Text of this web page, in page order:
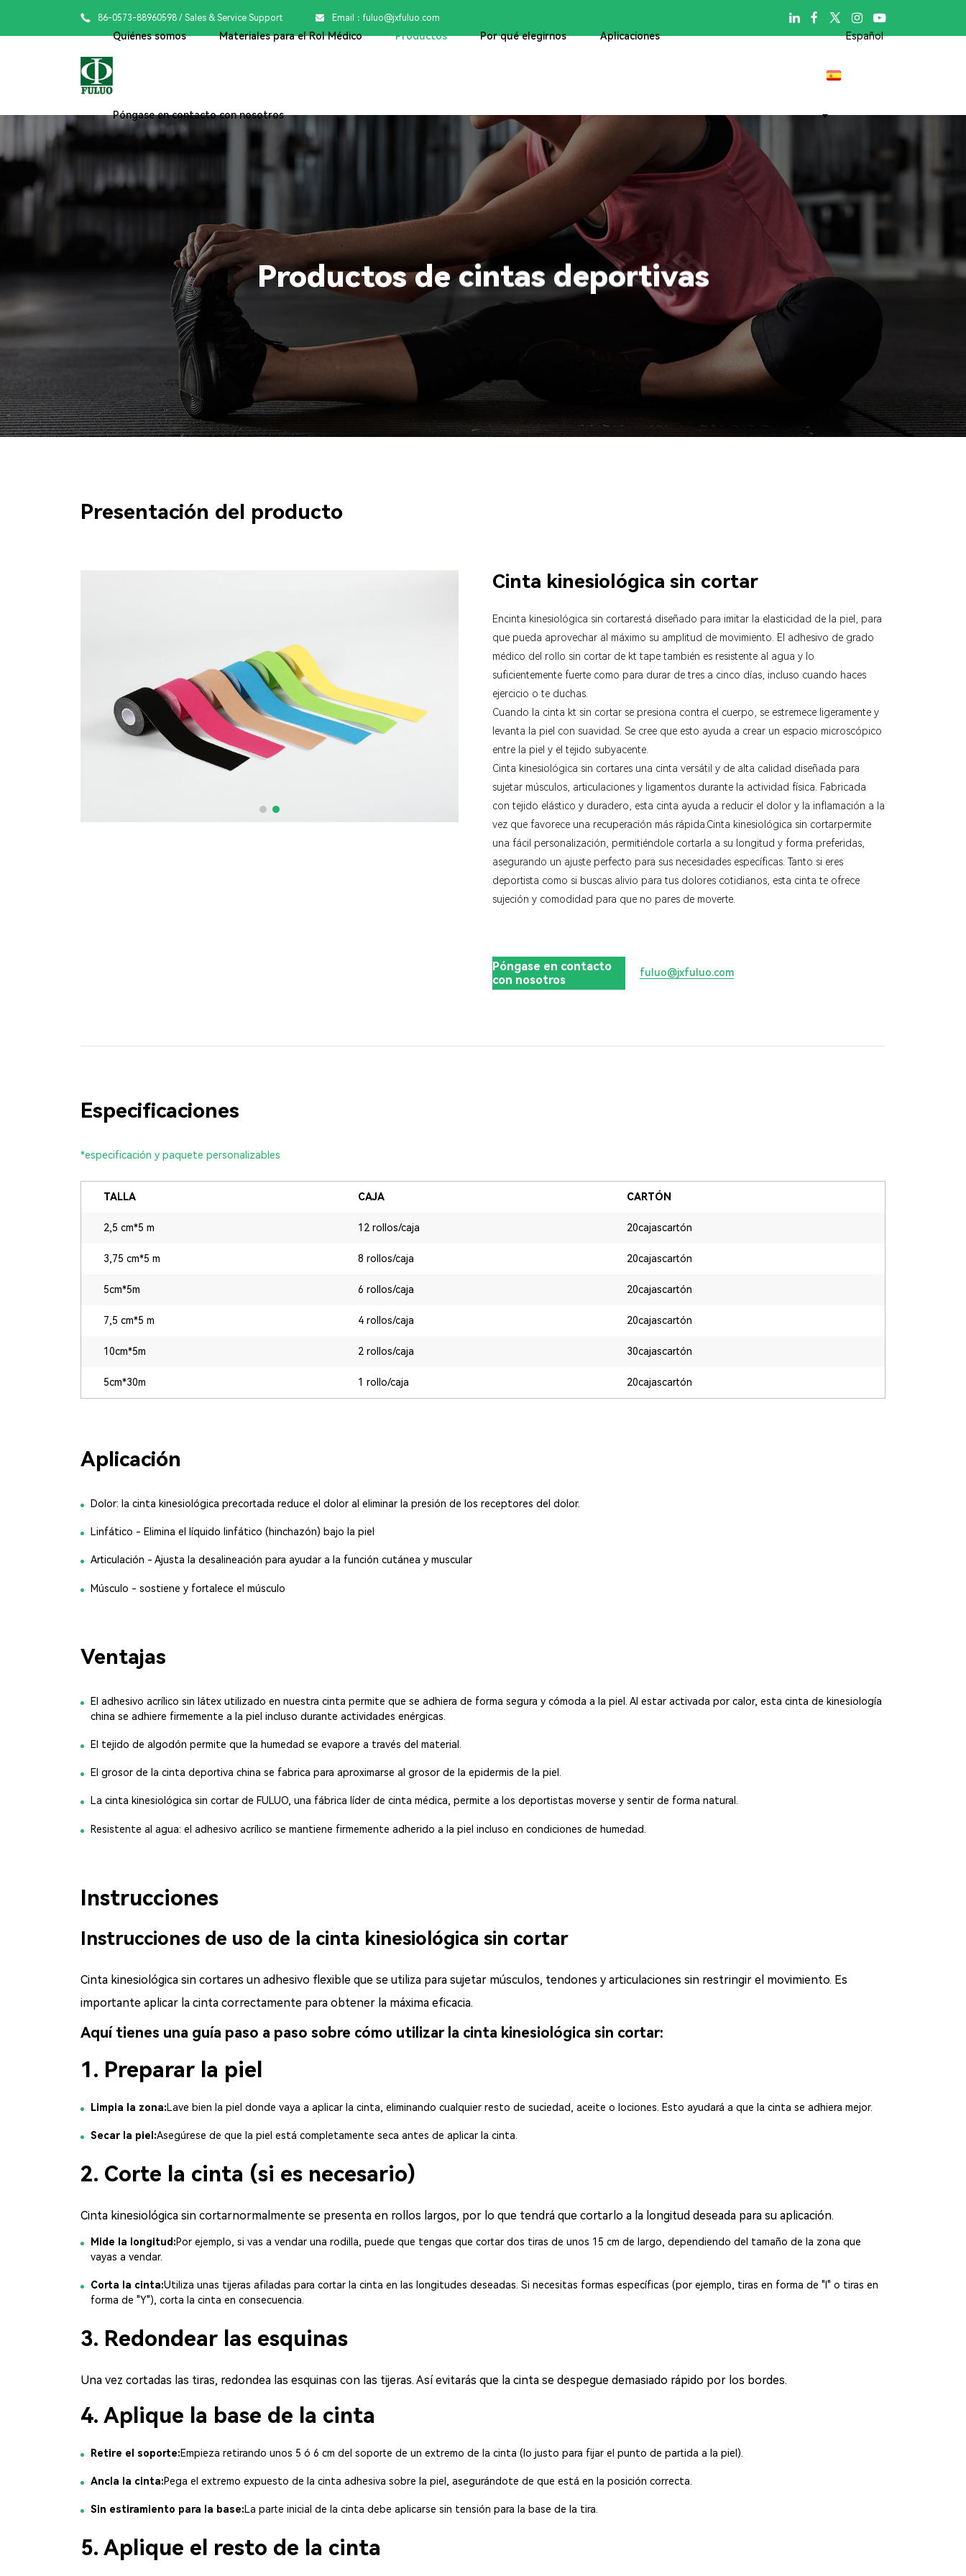
 86-0573-88960598/ Sales & Service Support  Email：fuluo@jxfuluo.com 
Quiénes somos Materiales para el Rol Médico Productos Por qué elegirnos Aplicaciones
Póngase en contacto con nosotros
Español
Productos de cintas deportivas
Presentación del producto
Cinta kinesiológica sin cortar
Encinta kinesiológica sin cortarestá diseñado para imitar la elasticidad de la piel, para
que pueda aprovechar al máximo su amplitud de movimiento. El adhesivo de grado
médico del rollo sin cortar de kt tape también es resistente al agua y lo
suficientemente fuerte como para durar de tres a cinco días, incluso cuando haces
ejercicio o te duchas.
Cuando la cinta kt sin cortar se presiona contra el cuerpo, se estremece ligeramente y
levanta la piel con suavidad. Se cree que esto ayuda a crear un espacio microscópico
entre la piel y el tejido subyacente.
Cinta kinesiológica sin cortares una cinta versátil y de alta calidad diseñada para
sujetar músculos, articulaciones y ligamentos durante la actividad física. Fabricada
con tejido elástico y duradero, esta cinta ayuda a reducir el dolor y la inflamación a la
vez que favorece una recuperación más rápida.Cinta kinesiológica sin cortarpermite
una fácil personalización, permitiéndole cortarla a su longitud y forma preferidas,
asegurando un ajuste perfecto para sus necesidades específicas. Tanto si eres
deportista como si buscas alivio para tus dolores cotidianos, esta cinta te ofrece
sujeción y comodidad para que no pares de moverte.
Póngase en contacto
con nosotros
fuluo@jxfuluo.com
Especificaciones
*especificación y paquete personalizables
TALLA CAJA CARTÓN
2,5 cm*5 m 12 rollos/caja 20cajascartón
3,75 cm*5 m 8 rollos/caja 20cajascartón
5cm*5m 6 rollos/caja 20cajascartón
7,5 cm*5 m 4 rollos/caja 20cajascartón
10cm*5m 2 rollos/caja 30cajascartón
5cm*30m 1 rollo/caja 20cajascartón
Aplicación
Dolor: la cinta kinesiológica precortada reduce el dolor al eliminar la presión de los receptores del dolor.
Linfático - Elimina el líquido linfático (hinchazón) bajo la piel
Articulación - Ajusta la desalineación para ayudar a la función cutánea y muscular
Músculo - sostiene y fortalece el músculo
Ventajas
El adhesivo acrílico sin látex utilizado en nuestra cinta permite que se adhiera de forma segura y cómoda a la piel. Al estar activada por calor, esta cinta de kinesiología
china se adhiere firmemente a la piel incluso durante actividades enérgicas.
El tejido de algodón permite que la humedad se evapore a través del material.
El grosor de la cinta deportiva china se fabrica para aproximarse al grosor de la epidermis de la piel.
La cinta kinesiológica sin cortar de FULUO, una fábrica líder de cinta médica, permite a los deportistas moverse y sentir de forma natural.
Resistente al agua: el adhesivo acrílico se mantiene firmemente adherido a la piel incluso en condiciones de humedad.
Instrucciones
Instrucciones de uso de la cinta kinesiológica sin cortar
Cinta kinesiológica sin cortares un adhesivo flexible que se utiliza para sujetar músculos, tendones y articulaciones sin restringir el movimiento. Es
importante aplicar la cinta correctamente para obtener la máxima eficacia.
Aquí tienes una guía paso a paso sobre cómo utilizar la cinta kinesiológica sin cortar:
1. Preparar la piel
Limpia la zona:Lave bien la piel donde vaya a aplicar la cinta, eliminando cualquier resto de suciedad, aceite o lociones. Esto ayudará a que la cinta se adhiera mejor.
Secar la piel:Asegúrese de que la piel está completamente seca antes de aplicar la cinta.
2. Corte la cinta (si es necesario)
Cinta kinesiológica sin cortarnormalmente se presenta en rollos largos, por lo que tendrá que cortarlo a la longitud deseada para su aplicación.
Mide la longitud:Por ejemplo, si vas a vendar una rodilla, puede que tengas que cortar dos tiras de unos 15 cm de largo, dependiendo del tamaño de la zona que
vayas a vendar.
Corta la cinta:Utiliza unas tijeras afiladas para cortar la cinta en las longitudes deseadas. Si necesitas formas específicas (por ejemplo, tiras en forma de "I" o tiras en
forma de "Y"), corta la cinta en consecuencia.
3. Redondear las esquinas
Una vez cortadas las tiras, redondea las esquinas con las tijeras. Así evitarás que la cinta se despegue demasiado rápido por los bordes.
4. Aplique la base de la cinta
Retire el soporte:Empieza retirando unos 5 ó 6 cm del soporte de un extremo de la cinta (lo justo para fijar el punto de partida a la piel).
Ancla la cinta:Pega el extremo expuesto de la cinta adhesiva sobre la piel, asegurándote de que está en la posición correcta.
Sin estiramiento para la base:La parte inicial de la cinta debe aplicarse sin tensión para la base de la tira.
5. Aplique el resto de la cinta